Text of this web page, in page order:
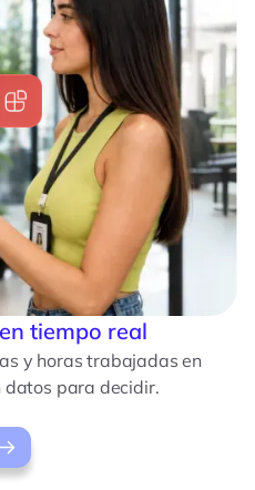
en tiempo real
y horas trabajadas en
datos para decidir.